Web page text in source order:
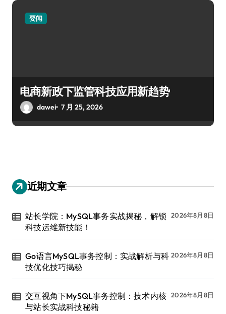
要闻
电商新政下监管科技应用新趋势
dawei 7 月 25, 2026
近期文章
站长学院：MySQL事务实战揭秘，解锁
科技运维新技能！
2026年8月8日
Go语言MySQL事务控制：实战解析与科
技优化技巧揭秘
2026年8月8日
交互视角下MySQL事务控制：技术内核
与站长实战科技秘籍
2026年8月8日